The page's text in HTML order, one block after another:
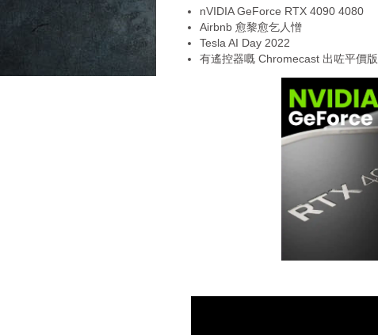
nVIDIA GeForce RTX 4090 4080
Airbnb 愈黎愈乞人憎
Tesla AI Day 2022
有遙控器嘅 Chromecast 出咗平價版